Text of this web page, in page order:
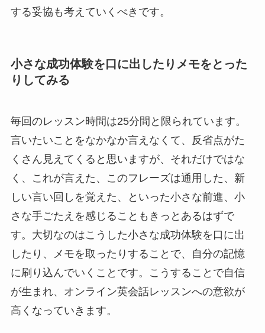
する妥協も考えていくべきです。
小さな成功体験を口に出したりメモをとった
りしてみる
毎回のレッスン時間は25分間と限られています。
言いたいことをなかなか言えなくて、反省点がた
くさん見えてくると思いますが、それだけではな
く、これが言えた、このフレーズは通用した、新
しい言い回しを覚えた、といった小さな前進、小
さな手ごたえを感じることもきっとあるはずで
す。大切なのはこうした小さな成功体験を口に出
したり、メモを取ったりすることで、自分の記憶
に刷り込んでいくことです。こうすることで自信
が生まれ、オンライン英会話レッスンへの意欲が
高くなっていきます。